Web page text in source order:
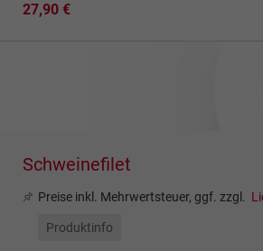
27,90 €
Schweinefilet
Preise inkl. Mehrwertsteuer, ggf. zzgl.
Produktinfo